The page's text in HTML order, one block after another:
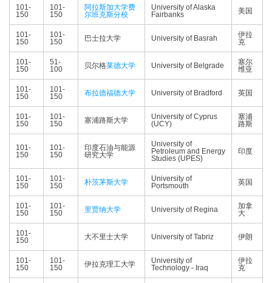
101-
150
101-
150
阿拉斯加大学费
尔班克斯分校
University of Alaska
Fairbanks
美国
101-
150
101-
150
巴士拉大学 University of Basrah
伊拉
克
101-
150
51-
100
贝尔格莱德大学 University of Belgrade
塞尔
维亚
101-
150
101-
150
布拉德福德大学 University of Bradford 英国
101-
150
101-
150
塞浦路斯大学
University of Cyprus
(UCY)
塞浦
路斯
101-
150
101-
150
印度石油与能源
研究大学
University of
Petroleum and Energy
Studies (UPES)
印度
101-
150
101-
150
朴茨茅斯大学
University of
Portsmouth
英国
101-
150
101-
150
里贾纳大学 University of Regina
加拿
大
101-
150
大不里士大学 University of Tabriz 伊朗
101-
150
101-
150
伊拉克理工大学
University of
Technology - Iraq
伊拉
克